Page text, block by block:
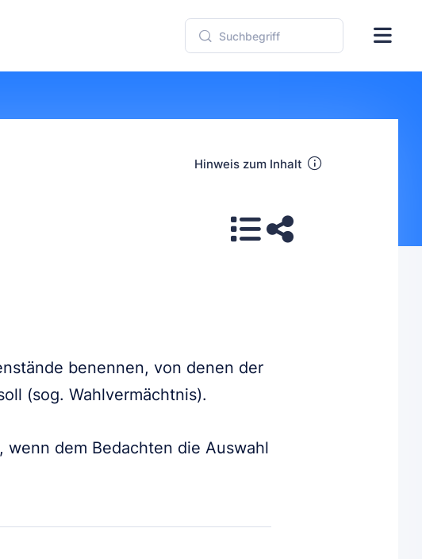
Hinweis zum Inhalt
benennen, von denen der
(sog. Wahlvermächtnis).
wenn dem Bedachten die Auswahl